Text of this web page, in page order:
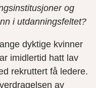
og
i utdanningsfeltet?
dyktige kvinner
imidlertid hatt lav
rekruttert få ledere.
av